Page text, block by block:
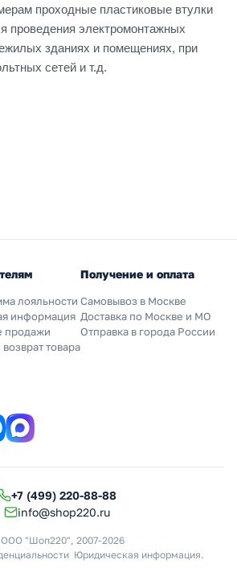
проходные пластиковые втулки
проведения электромонтажных
зданиях и помещениях, при
сетей и т.д.
лояльности
информация
продажи
товара
Получение и оплата
Самовывоз в Москве
Доставка по Москве и МО
Отправка в города России
+7 (499) 220-88-88
info@shop220.ru
"Шоп220", 2007-2026
Юридическая информация.